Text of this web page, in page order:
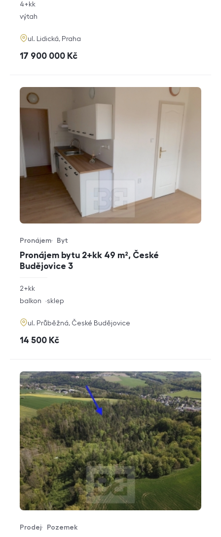
rozměry
4+kk
funkce
výtah
adresa
ul. Lidická, Praha
cena
17 900 000 Kč
Pronájem bytu 2+kk 49 m², České
Budějovice 3
Typ nabídky
Pronájem
Typ nemovitosti
Byt
rozměry
2+kk
funkce
balkon sklep
adresa
ul. Průběžná, České Budějovice
cena
14 500 Kč
Typ nabídky
Prodej
Typ nemovitosti
Pozemek